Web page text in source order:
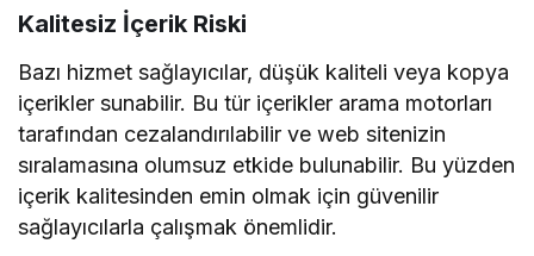
Kalitesiz İçerik Riski
Bazı hizmet sağlayıcılar, düşük kaliteli veya kopya
içerikler sunabilir. Bu tür içerikler arama motorları
tarafından cezalandırılabilir ve web sitenizin
sıralamasına olumsuz etkide bulunabilir. Bu yüzden
içerik kalitesinden emin olmak için güvenilir
sağlayıcılarla çalışmak önemlidir.